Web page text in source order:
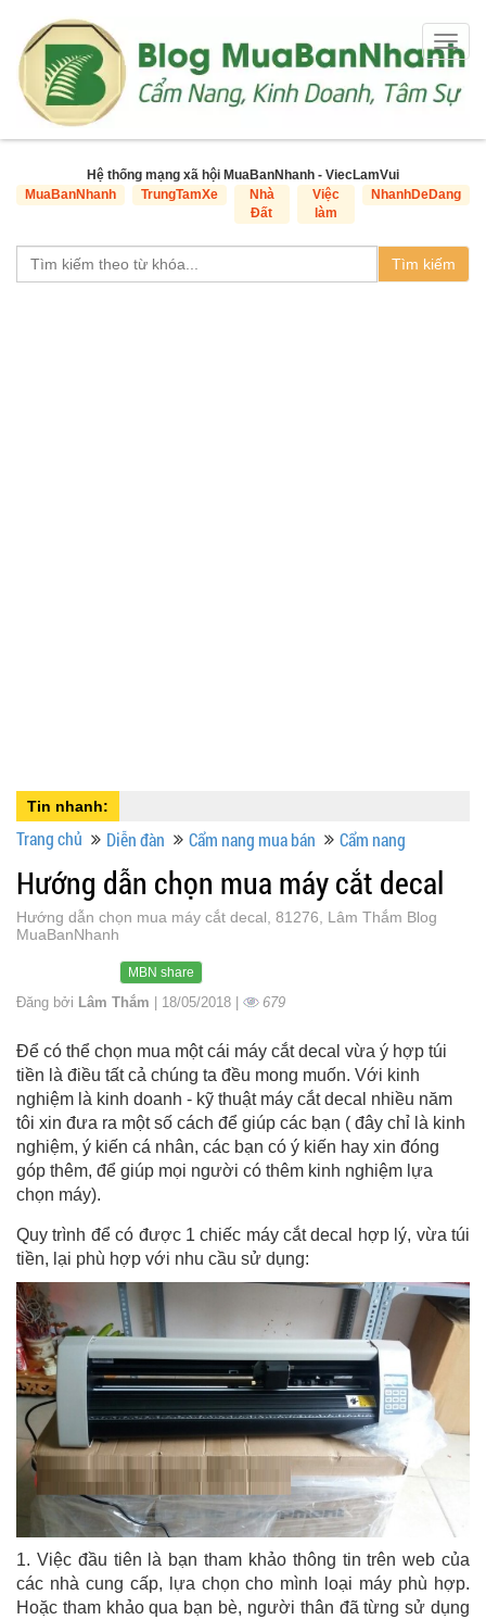
Hệ thống mạng xã hội MuaBanNhanh - ViecLamVui
MuaBanNhanh
TrungTamXe
Nhà
Đất
Việc
làm
NhanhDeDang
Tìm kiếm
Tin nhanh:
Trang chủ Diễn đàn Cẩm nang mua bán Cẩm nang
Hướng dẫn chọn mua máy cắt decal
Hướng dẫn chọn mua máy cắt decal, 81276, Lâm Thắm Blog
MuaBanNhanh
MBN share
Đăng bởi Lâm Thắm | 18/05/2018 | 679
Để có thể chọn mua một cái máy cắt decal vừa ý hợp túi
tiền là điều tất cả chúng ta đều mong muốn. Với kinh
nghiệm là kinh doanh - kỹ thuật máy cắt decal nhiều năm
tôi xin đưa ra một số cách để giúp các bạn ( đây chỉ là kinh
nghiệm, ý kiến cá nhân, các bạn có ý kiến hay xin đóng
góp thêm, để giúp mọi người có thêm kinh nghiệm lựa
chọn máy).
Quy trình để có được 1 chiếc máy cắt decal hợp lý, vừa túi
tiền, lại phù hợp với nhu cầu sử dụng:
1. Việc đầu tiên là bạn tham khảo thông tin trên web của
các nhà cung cấp, lựa chọn cho mình loại máy phù hợp.
Hoặc tham khảo qua bạn bè, người thân đã từng sử dụng